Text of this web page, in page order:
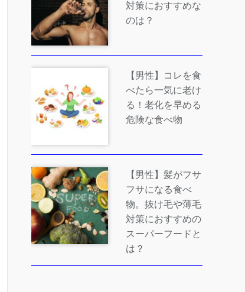
対策におすすめな
のは？
【男性】コレを食
べたら一気に老け
る！老化を早める
危険な食べ物
【男性】髪がフサ
フサになる食べ
物。抜け毛や薄毛
対策におすすめの
スーパーフードと
は？